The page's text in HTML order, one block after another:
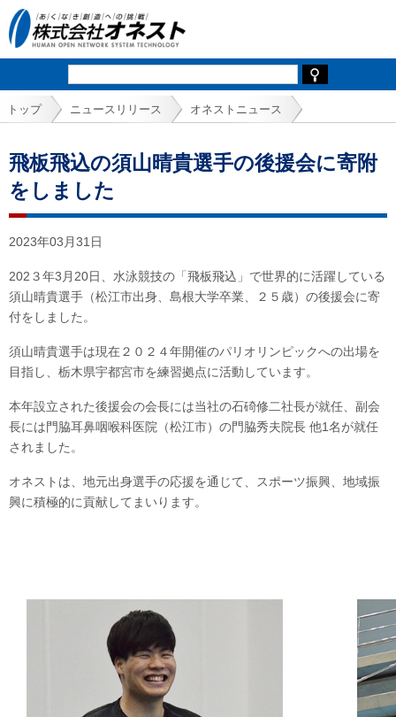
トップ ニュースリリース オネストニュース
飛板飛込の須山晴貴選手の後援会に寄附
をしました
2023年03月31日
202３年3月20日、水泳競技の「飛板飛込」で世界的に活躍している
須山晴貴選手（松江市出身、島根大学卒業、２５歳）の後援会に寄
付をしました。
須山晴貴選手は現在２０２４年開催のパリオリンピックへの出場を
目指し、栃木県宇都宮市を練習拠点に活動しています。
本年設立された後援会の会長には当社の石碕修二社長が就任、副会
長には門脇耳鼻咽喉科医院（松江市）の門脇秀夫院長 他1名が就任
されました。
オネストは、地元出身選手の応援を通じて、スポーツ振興、地域振
興に積極的に貢献してまいります。